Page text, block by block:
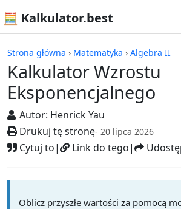
🧮 Kalkulator.best
Strona główna › Matematyka › Algebra II
Kalkulator Wzrostu
Eksponencjalnego
Autor: Henrick Yau
Drukuj tę stronę- 20 lipca 2026
Cytuj to| Link do tego|
Kalkulatory
Oblicz przyszłe wartości za pomocą